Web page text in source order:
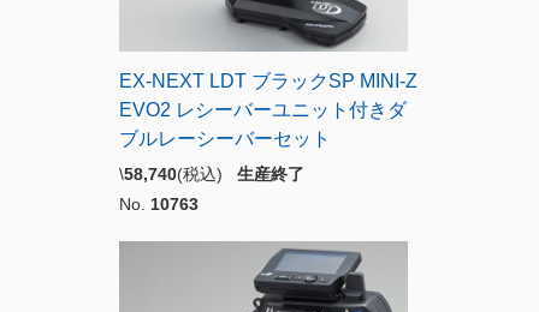
EX-NEXT LDT ブラックSP MINI-Z
EVO2 レシーバーユニット付きダ
ブルレーシーバーセット
\58,740(税込) 生産終了
No. 10763